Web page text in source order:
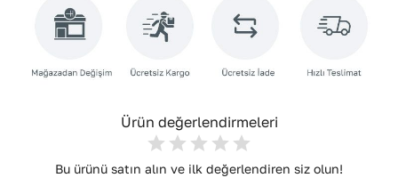
Topuk Tipi:Düz Topuklu
arındırın. Hafif nemli bezle silin, doğal olarak kurumasını
Ürün değerlendirmeleri
Bu ürünü satın alın ve ilk değerlendiren siz olun!